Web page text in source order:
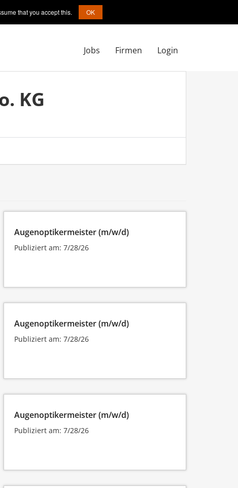
Login
Jobs Firmen
KG
Augenoptikermeister (m/w/d)
Publiziert am: 7/28/26
Augenoptikermeister (m/w/d)
Publiziert am: 7/28/26
Augenoptikermeister (m/w/d)
Publiziert am: 7/28/26
that you accept this. OK